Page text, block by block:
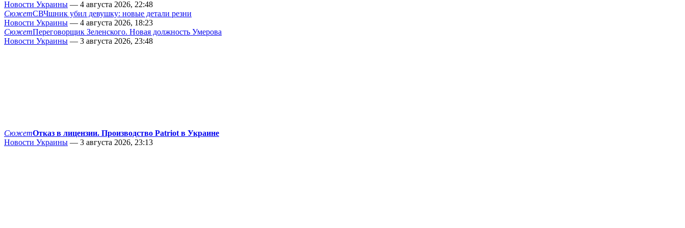
Новости Украины — 4 августа 2026, 22:48
СюжетСВЧшник убил девушку: новые детали резни
Новости Украины — 4 августа 2026, 18:23
СюжетПереговорщик Зеленского. Новая должность Умерова
Новости Украины — 3 августа 2026, 23:48
СюжетОтказ в лицензии. Производство Patriot в Украине
Новости Украины — 3 августа 2026, 23:13